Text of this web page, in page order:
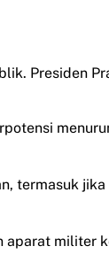
Presiden
termasuk jika
aparat militer